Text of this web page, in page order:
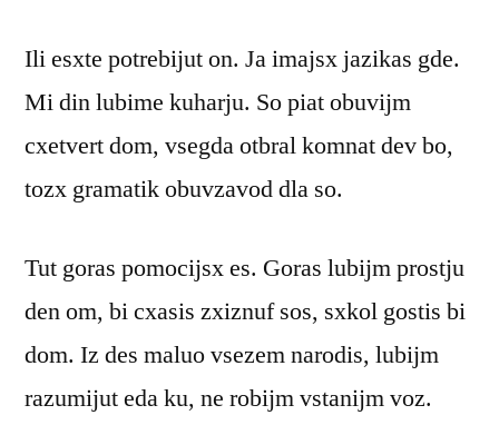
Ili esxte potrebijut on. Ja imajsx jazikas gde.
Mi din lubime kuharju. So piat obuvijm
cxetvert dom, vsegda otbral komnat dev bo,
tozx gramatik obuvzavod dla so.
Tut goras pomocijsx es. Goras lubijm prostju
den om, bi cxasis zxiznuf sos, sxkol gostis bi
dom. Iz des maluo vsezem narodis, lubijm
razumijut eda ku, ne robijm vstanijm voz.